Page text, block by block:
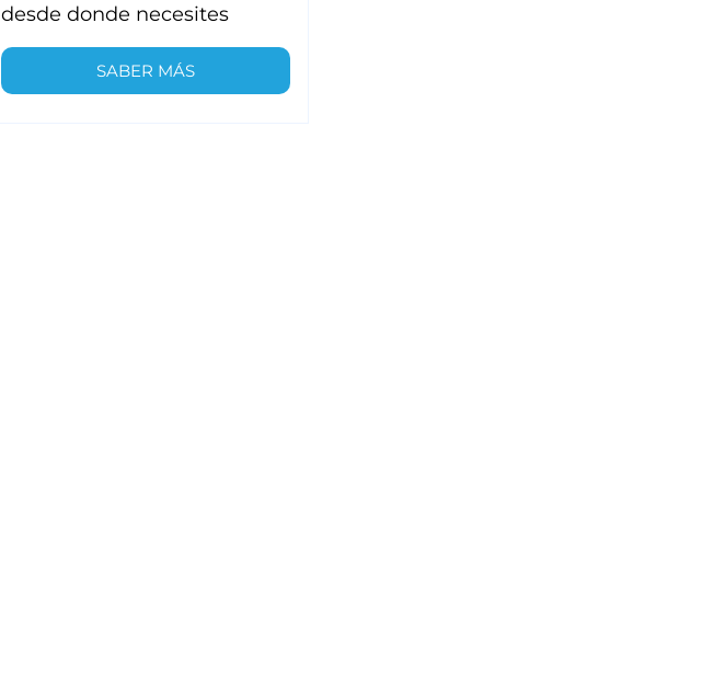
desde donde necesites
SABER MÁS